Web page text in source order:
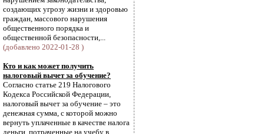
создающих угрозу жизни и здоровью
граждан, массового нарушения
общественного порядка и
общественной безопасности,...
(добавлено 2022-01-28 )
Кто и как может получить
налоговый вычет за обучение?
Согласно статье 219 Налогового
Кодекса Российской Федерации,
налоговый вычет за обучение – это
денежная сумма, с которой можно
вернуть уплаченные в качестве налога
деньги, потраченные на учебу в